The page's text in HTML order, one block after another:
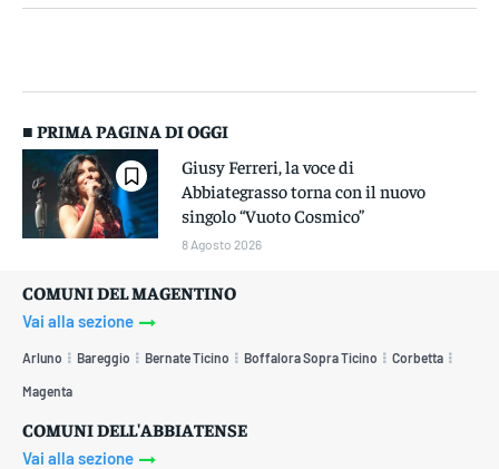
■ PRIMA PAGINA DI OGGI
Giusy Ferreri, la voce di
Abbiategrasso torna con il nuovo
singolo “Vuoto Cosmico”
8 Agosto 2026
COMUNI DEL MAGENTINO
Vai alla sezione
Arluno Bareggio Bernate Ticino Boffalora Sopra Ticino Corbetta
Magenta
COMUNI DELL'ABBIATENSE
Vai alla sezione